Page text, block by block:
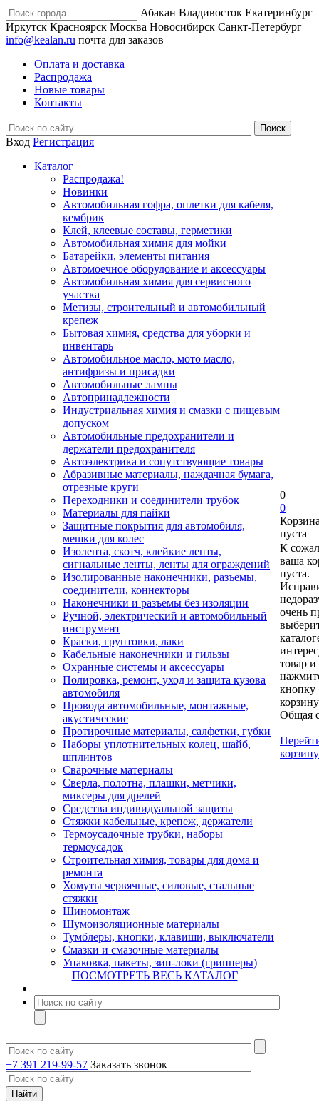
Абакан Владивосток Екатеринбург
Иркутск Красноярск Москва Новосибирск Санкт-Петербург
info@kealan.ru почта для заказов
Оплата и доставка
Распродажа
Новые товары
Контакты
Вход Регистрация
Каталог
Распродажа!
Новинки
Автомобильная гофра, оплетки для кабеля,
кембрик
Клей, клеевые составы, герметики
Автомобильная химия для мойки
Батарейки, элементы питания
Автомоечное оборудование и аксессуары
Автомобильная химия для сервисного
участка
Метизы, строительный и автомобильный
крепеж
Бытовая химия, средства для уборки и
инвентарь
Автомобильное масло, мото масло,
антифризы и присадки
Автомобильные лампы
Автопринадлежности
Индустриальная химия и смазки с пищевым
допуском
Автомобильные предохранители и
держатели предохранителя
Автоэлектрика и сопутствующие товары
Абразивные материалы, наждачная бумага,
отрезные круги
Переходники и соединители трубок
Материалы для пайки
Защитные покрытия для автомобиля,
мешки для колес
Изолента, скотч, клейкие ленты,
сигнальные ленты, ленты для ограждений
Изолированные наконечники, разъемы,
соединители, коннекторы
Наконечники и разъемы без изоляции
Ручной, электрический и автомобильный
инструмент
Краски, грунтовки, лаки
Кабельные наконечники и гильзы
Охранные системы и аксессуары
Полировка, ремонт, уход и защита кузова
автомобиля
Провода автомобильные, монтажные,
акустические
Протирочные материалы, салфетки, губки
Наборы уплотнительных колец, шайб,
шплинтов
Сварочные материалы
Сверла, полотна, плашки, метчики,
миксеры для дрелей
Средства индивидуальной защиты
Стяжки кабельные, крепеж, держатели
Термоусадочные трубки, наборы
термоусадок
Строительная химия, товары для дома и
ремонта
Хомуты червячные, силовые, стальные
стяжки
Шиномонтаж
Шумоизоляционные материалы
Тумблеры, кнопки, клавиши, выключатели
Смазки и смазочные материалы
Упаковка, пакеты, зип-локи (грипперы)
ПОСМОТРЕТЬ ВЕСЬ КАТАЛОГ
+7 391 219-99-57 Заказать звонок
0
0
пуста
К
ваша
пуста.
очень
товар и
кнопку
Общая
—
корзину